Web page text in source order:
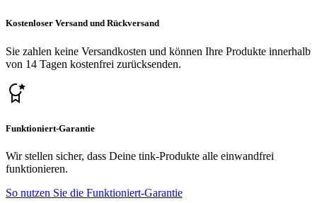
Kostenloser Versand und Rückversand
Sie zahlen keine Versandkosten und können Ihre Produkte innerhalb
von 14 Tagen kostenfrei zurücksenden.
Funktioniert-Garantie
Wir stellen sicher, dass Deine tink-Produkte alle einwandfrei
funktionieren.
So nutzen Sie die Funktioniert-Garantie